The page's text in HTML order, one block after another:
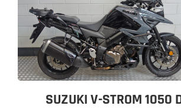
SUZUKI V-STROM 1050